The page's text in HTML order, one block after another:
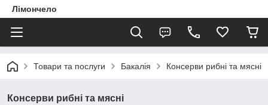
Лімончело
Товари та послуги Бакалія Консерви рибні та мясні
Консерви рибні та мясні